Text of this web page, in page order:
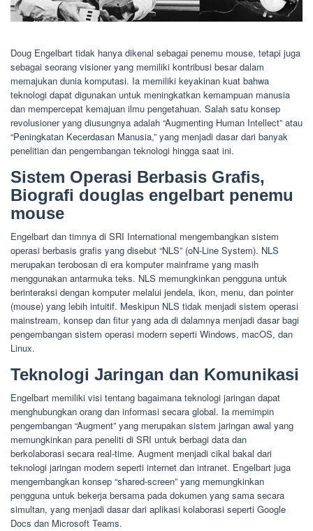
Doug Engelbart tidak hanya dikenal sebagai penemu mouse, tetapi juga
sebagai seorang visioner yang memiliki kontribusi besar dalam
memajukan dunia komputasi. Ia memiliki keyakinan kuat bahwa
teknologi dapat digunakan untuk meningkatkan kemampuan manusia
dan mempercepat kemajuan ilmu pengetahuan. Salah satu konsep
revolusioner yang diusungnya adalah “Augmenting Human Intellect” atau
“Peningkatan Kecerdasan Manusia,” yang menjadi dasar dari banyak
penelitian dan pengembangan teknologi hingga saat ini.
Sistem Operasi Berbasis Grafis,
Biografi douglas engelbart penemu
mouse
Engelbart dan timnya di SRI International mengembangkan sistem
operasi berbasis grafis yang disebut “NLS” (oN-Line System). NLS
merupakan terobosan di era komputer mainframe yang masih
menggunakan antarmuka teks. NLS memungkinkan pengguna untuk
berinteraksi dengan komputer melalui jendela, ikon, menu, dan pointer
(mouse) yang lebih intuitif. Meskipun NLS tidak menjadi sistem operasi
mainstream, konsep dan fitur yang ada di dalamnya menjadi dasar bagi
pengembangan sistem operasi modern seperti Windows, macOS, dan
Linux.
Teknologi Jaringan dan Komunikasi
Engelbart memiliki visi tentang bagaimana teknologi jaringan dapat
menghubungkan orang dan informasi secara global. Ia memimpin
pengembangan “Augment” yang merupakan sistem jaringan awal yang
memungkinkan para peneliti di SRI untuk berbagi data dan
berkolaborasi secara real-time. Augment menjadi cikal bakal dari
teknologi jaringan modern seperti internet dan intranet. Engelbart juga
mengembangkan konsep “shared-screen” yang memungkinkan
pengguna untuk bekerja bersama pada dokumen yang sama secara
simultan, yang menjadi dasar dari aplikasi kolaborasi seperti Google
Docs dan Microsoft Teams.